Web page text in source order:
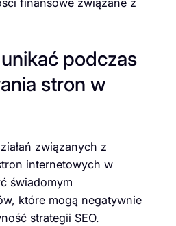
podczas
stron w
związanych z
internetowych w
świadomym
które mogą negatywnie
strategii SEO.